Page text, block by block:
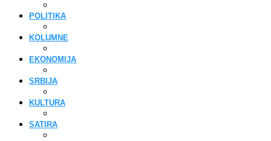
POLITIKA
KOLUMNE
EKONOMIJA
SRBIJA
KULTURA
SATIRA